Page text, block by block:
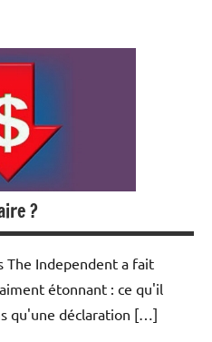
?
The Independent a fait
étonnant : ce qu'il
qu'une déclaration […]